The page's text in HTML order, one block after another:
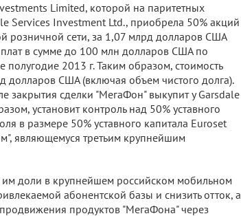
Limited, которой на паритетных
Services Investment Ltd., приобрела 50% акций
розничной сети, за 1,07 млрд долларов США
в сумме до 100 млн долларов США по
полугодие 2013 г. Таким образом, стоимость
долларов США (включая объем чистого долга).
закрытия сделки "МегаФон" выкупит у Garsdale
установит контроль над 50% уставного
в размере 50% уставного капитала Euroset
являющемуся третьим крупнейшим
им доли в крупнейшем российском мобильном
абонентской базы и снизить отток, а
продуктов "МегаФона" через